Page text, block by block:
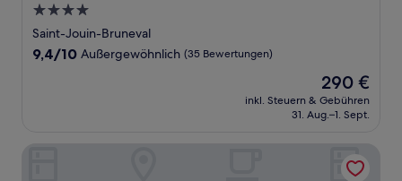
4.0-
Sterne-
Unterkunft
Saint-Jouin-Bruneval
9.4
9,4/10 Außergewöhnlich (35 Bewertungen)
Der
Preis
beträgt
290 €
inkl. Steuern & Gebühren
31. Aug.–1. Sept.